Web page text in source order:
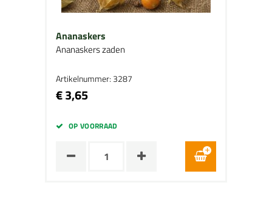
Ananaskers
Ananaskers zaden
Artikelnummer: 3287
€ 3,65
OP VOORRAAD